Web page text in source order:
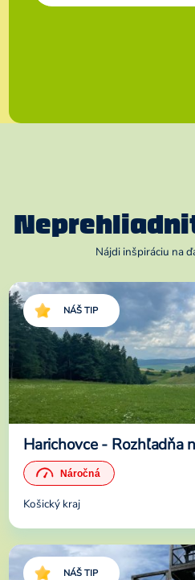
Nájdi inšpiráciu na
NÁŠ TIP
Harichovce - Rozhľadňa
Košický kraj
NÁŠ TIP